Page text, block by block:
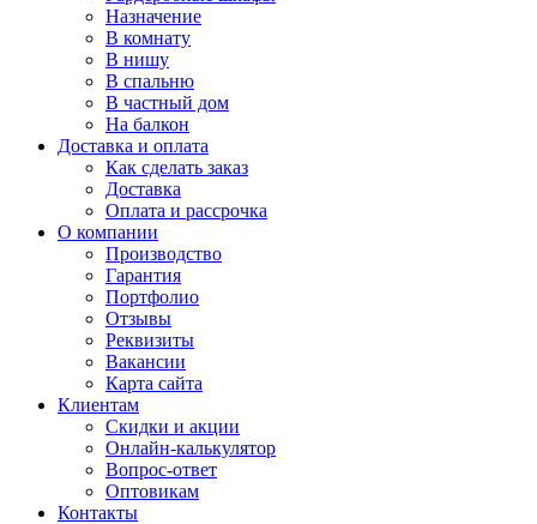
Назначение
В комнату
В нишу
В спальню
В частный дом
На балкон
Доставка и оплата
Как сделать заказ
Доставка
Оплата и рассрочка
О компании
Производство
Гарантия
Портфолио
Отзывы
Реквизиты
Вакансии
Карта сайта
Клиентам
Скидки и акции
Онлайн-калькулятор
Вопрос-ответ
Оптовикам
Контакты